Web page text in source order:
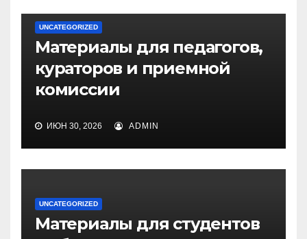
UNCATEGORIZED
Материалы для педагогов,
кураторов и приемной
комиссии
ИЮН 30, 2026 ADMIN
UNCATEGORIZED
Материалы для студентов